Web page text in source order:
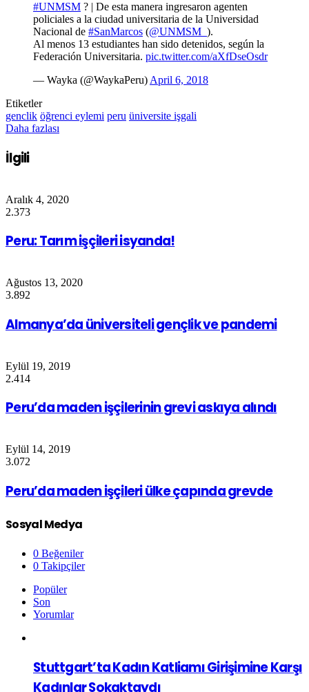
#UNMSM ? | De esta manera ingresaron agenten
policiales a la ciudad universitaria de la Universidad
Nacional de #SanMarcos (@UNMSM_ ).
Al menos 13 estudiantes han sido detenidos, según la
Federación Universitaria. pic.twitter.com/aXfDseOsdr
— Wayka (@WaykaPeru) April 6, 2018
Etiketler
genclik öğrenci eylemi peru üniversite işgali
Daha fazlası
İlgili
Aralık 4, 2020
2.373
Peru: Tarım işçileri isyanda!
Ağustos 13, 2020
3.892
Almanya’da üniversiteli gençlik ve pandemi
Eylül 19, 2019
2.414
Peru’da maden işçilerinin grevi askıya alındı
Eylül 14, 2019
3.072
Peru’da maden işçileri ülke çapında grevde
Sosyal Medya
0 Beğeniler
0 Takipçiler
Popüler
Son
Yorumlar
Stuttgart’ta Kadın Katliamı Girişimine Karşı
Kadınlar Sokaktaydı